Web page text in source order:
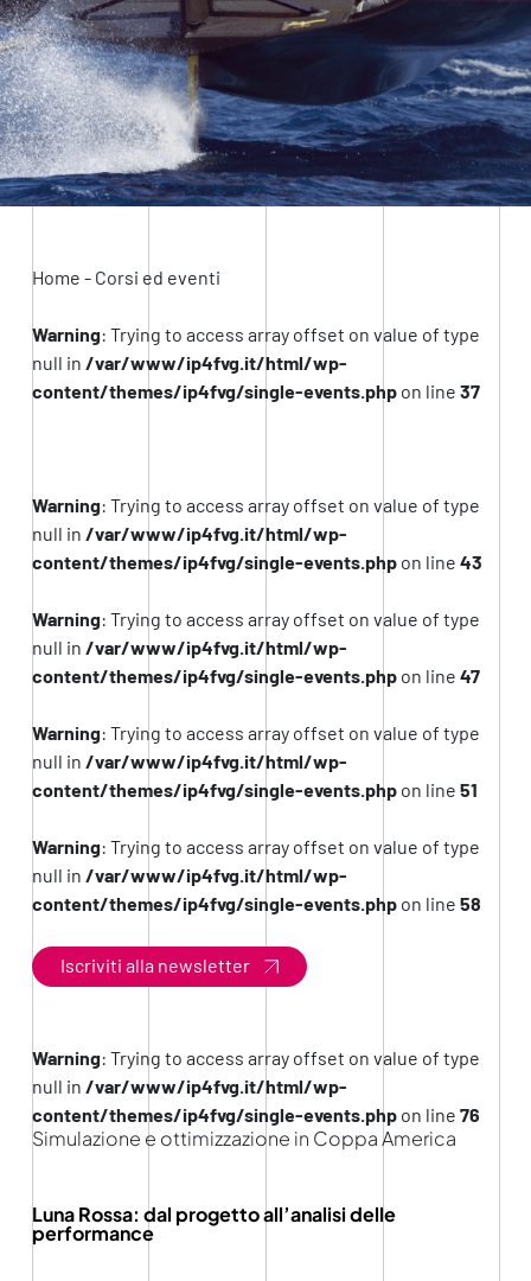
Home - Corsi ed eventi
Warning: Trying to access array offset on value of type
null in /var/www/ip4fvg.it/html/wp-
content/themes/ip4fvg/single-events.phpon line 37
Warning: Trying to access array offset on value of type
null in /var/www/ip4fvg.it/html/wp-
content/themes/ip4fvg/single-events.phpon line 43
Warning: Trying to access array offset on value of type
null in /var/www/ip4fvg.it/html/wp-
content/themes/ip4fvg/single-events.phpon line 47
Warning: Trying to access array offset on value of type
null in /var/www/ip4fvg.it/html/wp-
content/themes/ip4fvg/single-events.phpon line 51
Warning: Trying to access array offset on value of type
null in /var/www/ip4fvg.it/html/wp-
content/themes/ip4fvg/single-events.phpon line 58
Iscriviti alla newsletter
Warning: Trying to access array offset on value of type
null in /var/www/ip4fvg.it/html/wp-
content/themes/ip4fvg/single-events.phpon line 76
Simulazione e ottimizzazione in Coppa America
Luna Rossa: dal progetto all’analisi delle
performance